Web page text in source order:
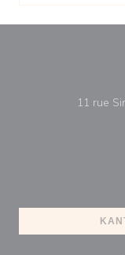
11 rue